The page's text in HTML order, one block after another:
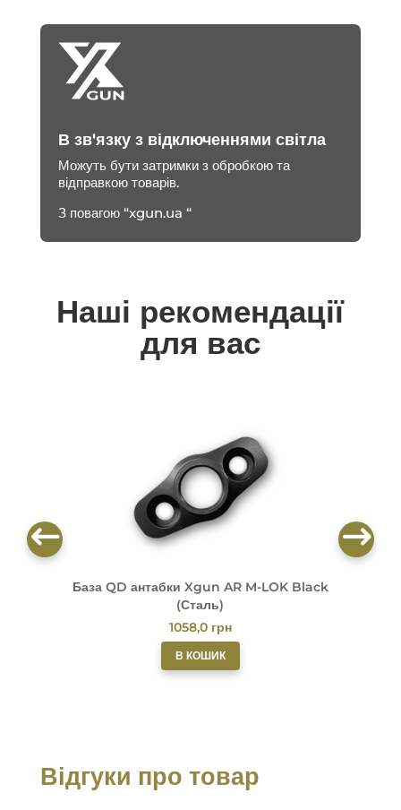
В зв'язку з відключеннями світла
Можуть бути затримки з обробкою та
відправкою товарів.
З повагою “xgun.ua “
Наші рекомендації
для вас
База QD антабки Xgun AR M-LOK Black
(Сталь)
1058,0 грн
В КОШИК
Відгуки про товар